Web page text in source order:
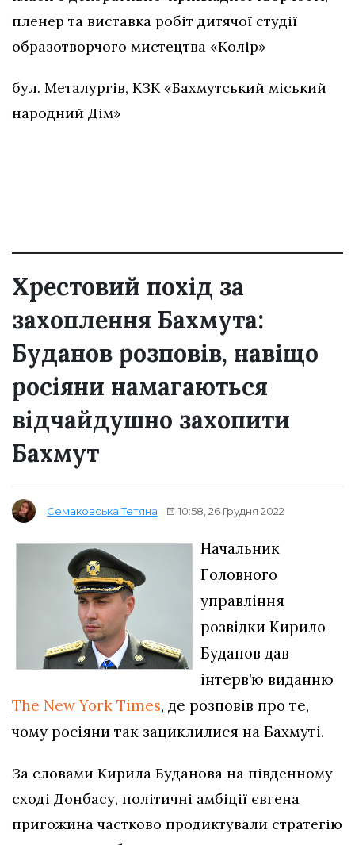
пленер та виставка робіт дитячої студії
образотворчого мистецтва «Колір»
бул. Металургів, КЗК «Бахмутський міський
народний Дім»
Хрестовий похід за
захоплення Бахмута:
Буданов розповів, навіщо
росіяни намагаються
відчайдушно захопити
Бахмут
Семаковська Тетяна 10:58, 26 Грудня 2022
Начальник
Головного
управління
розвідки Кирило
Буданов дав
інтерв’ю виданню
The New York Times, де розповів про те,
чому росіяни так зациклилися на Бахмуті.
За словами Кирила Буданова на південному
сході Донбасу, політичні амбіції євгена
пригожина частково продиктували стратегію